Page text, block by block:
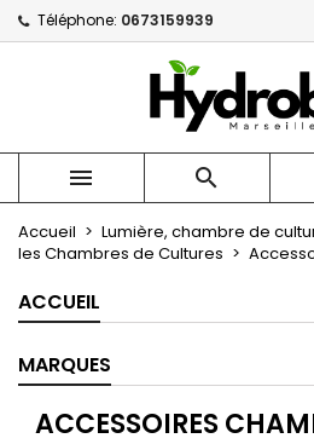
Téléphone: 0673159939
 
Accueil Lumière, chambre de
les Chambres de Cultures
ACCUEIL
MARQUES
ACCESSOIRES
Mes listes
Créer une nouvelle liste
((modalTitle))
((confirmMessage))
((cancelText))
Créer une liste
Nom de la liste d'envies
Annuler
Connexion
Vous devez être connecté
à votre liste d'envies.